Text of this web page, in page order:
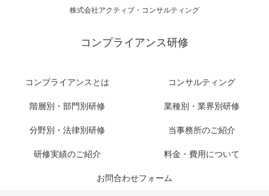
株式会社アクティブ・コンサルティング
コンプライアンス研修
コンプライアンスとは コンサルティング
階層別・部門別研修 業種別・業界別研修
分野別・法律別研修 当事務所のご紹介
研修実績のご紹介 料金・費用について
お問合わせフォーム